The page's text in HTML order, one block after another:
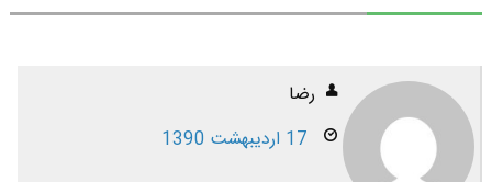
رضا
17 اردیبهشت 1390